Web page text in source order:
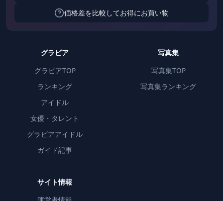
価格差を比較してお得にお買い物
グラビア
グラビアTOP
ランキング
アイドル
女優・タレント
グラビアアイドル
ガイド記事
写真集
写真集TOP
写真集ランキング
サイト情報